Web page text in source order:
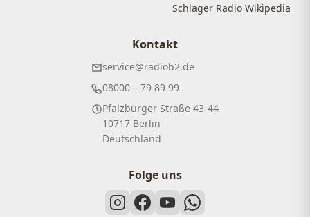
Schlager Radio Wikipedia
Kontakt
service@radiob2.de
08000 – 79 89 99
Pfalzburger Straße 43-44
10717 Berlin
Deutschland
Folge uns